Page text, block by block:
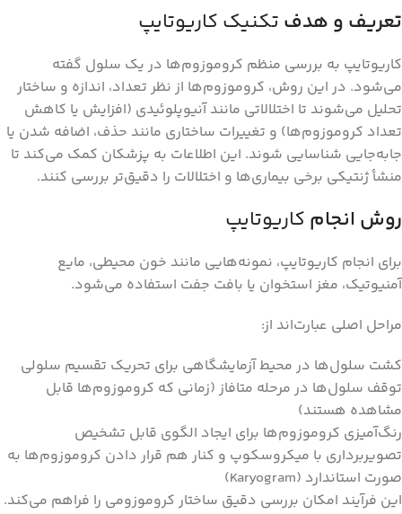
تعریف و هدف تکنیک کاریوتایپ
کاریوتایپ به بررسی منظم کروموزوم‌ها در یک سلول گفته
می‌شود. در این روش، کروموزوم‌ها از نظر تعداد، اندازه و ساختار
تحلیل می‌شوند تا اختلالاتی مانند آنیوپلوئیدی (افزایش یا کاهش
تعداد کروموزوم‌ها) و تغییرات ساختاری مانند حذف، اضافه شدن یا
جابه‌جایی شناسایی شوند. این اطلاعات به پزشکان کمک می‌کند تا
منشأ ژنتیکی برخی بیماری‌ها و اختلالات را دقیق‌تر بررسی کنند.
روش انجام کاریوتایپ
برای انجام کاریوتایپ، نمونه‌هایی مانند خون محیطی، مایع
آمنیوتیک، مغز استخوان یا بافت جفت استفاده می‌شود.
مراحل اصلی عبارت‌اند از:
کشت سلول‌ها در محیط آزمایشگاهی برای تحریک تقسیم سلولی
توقف سلول‌ها در مرحله متافاز (زمانی که کروموزوم‌ها قابل
مشاهده هستند)
رنگ‌آمیزی کروموزوم‌ها برای ایجاد الگوی قابل تشخیص
تصویربرداری با میکروسکوپ و کنار هم قرار دادن کروموزوم‌ها به
صورت استاندارد (Karyogram)
این فرآیند امکان بررسی دقیق ساختار کروموزومی را فراهم می‌کند.